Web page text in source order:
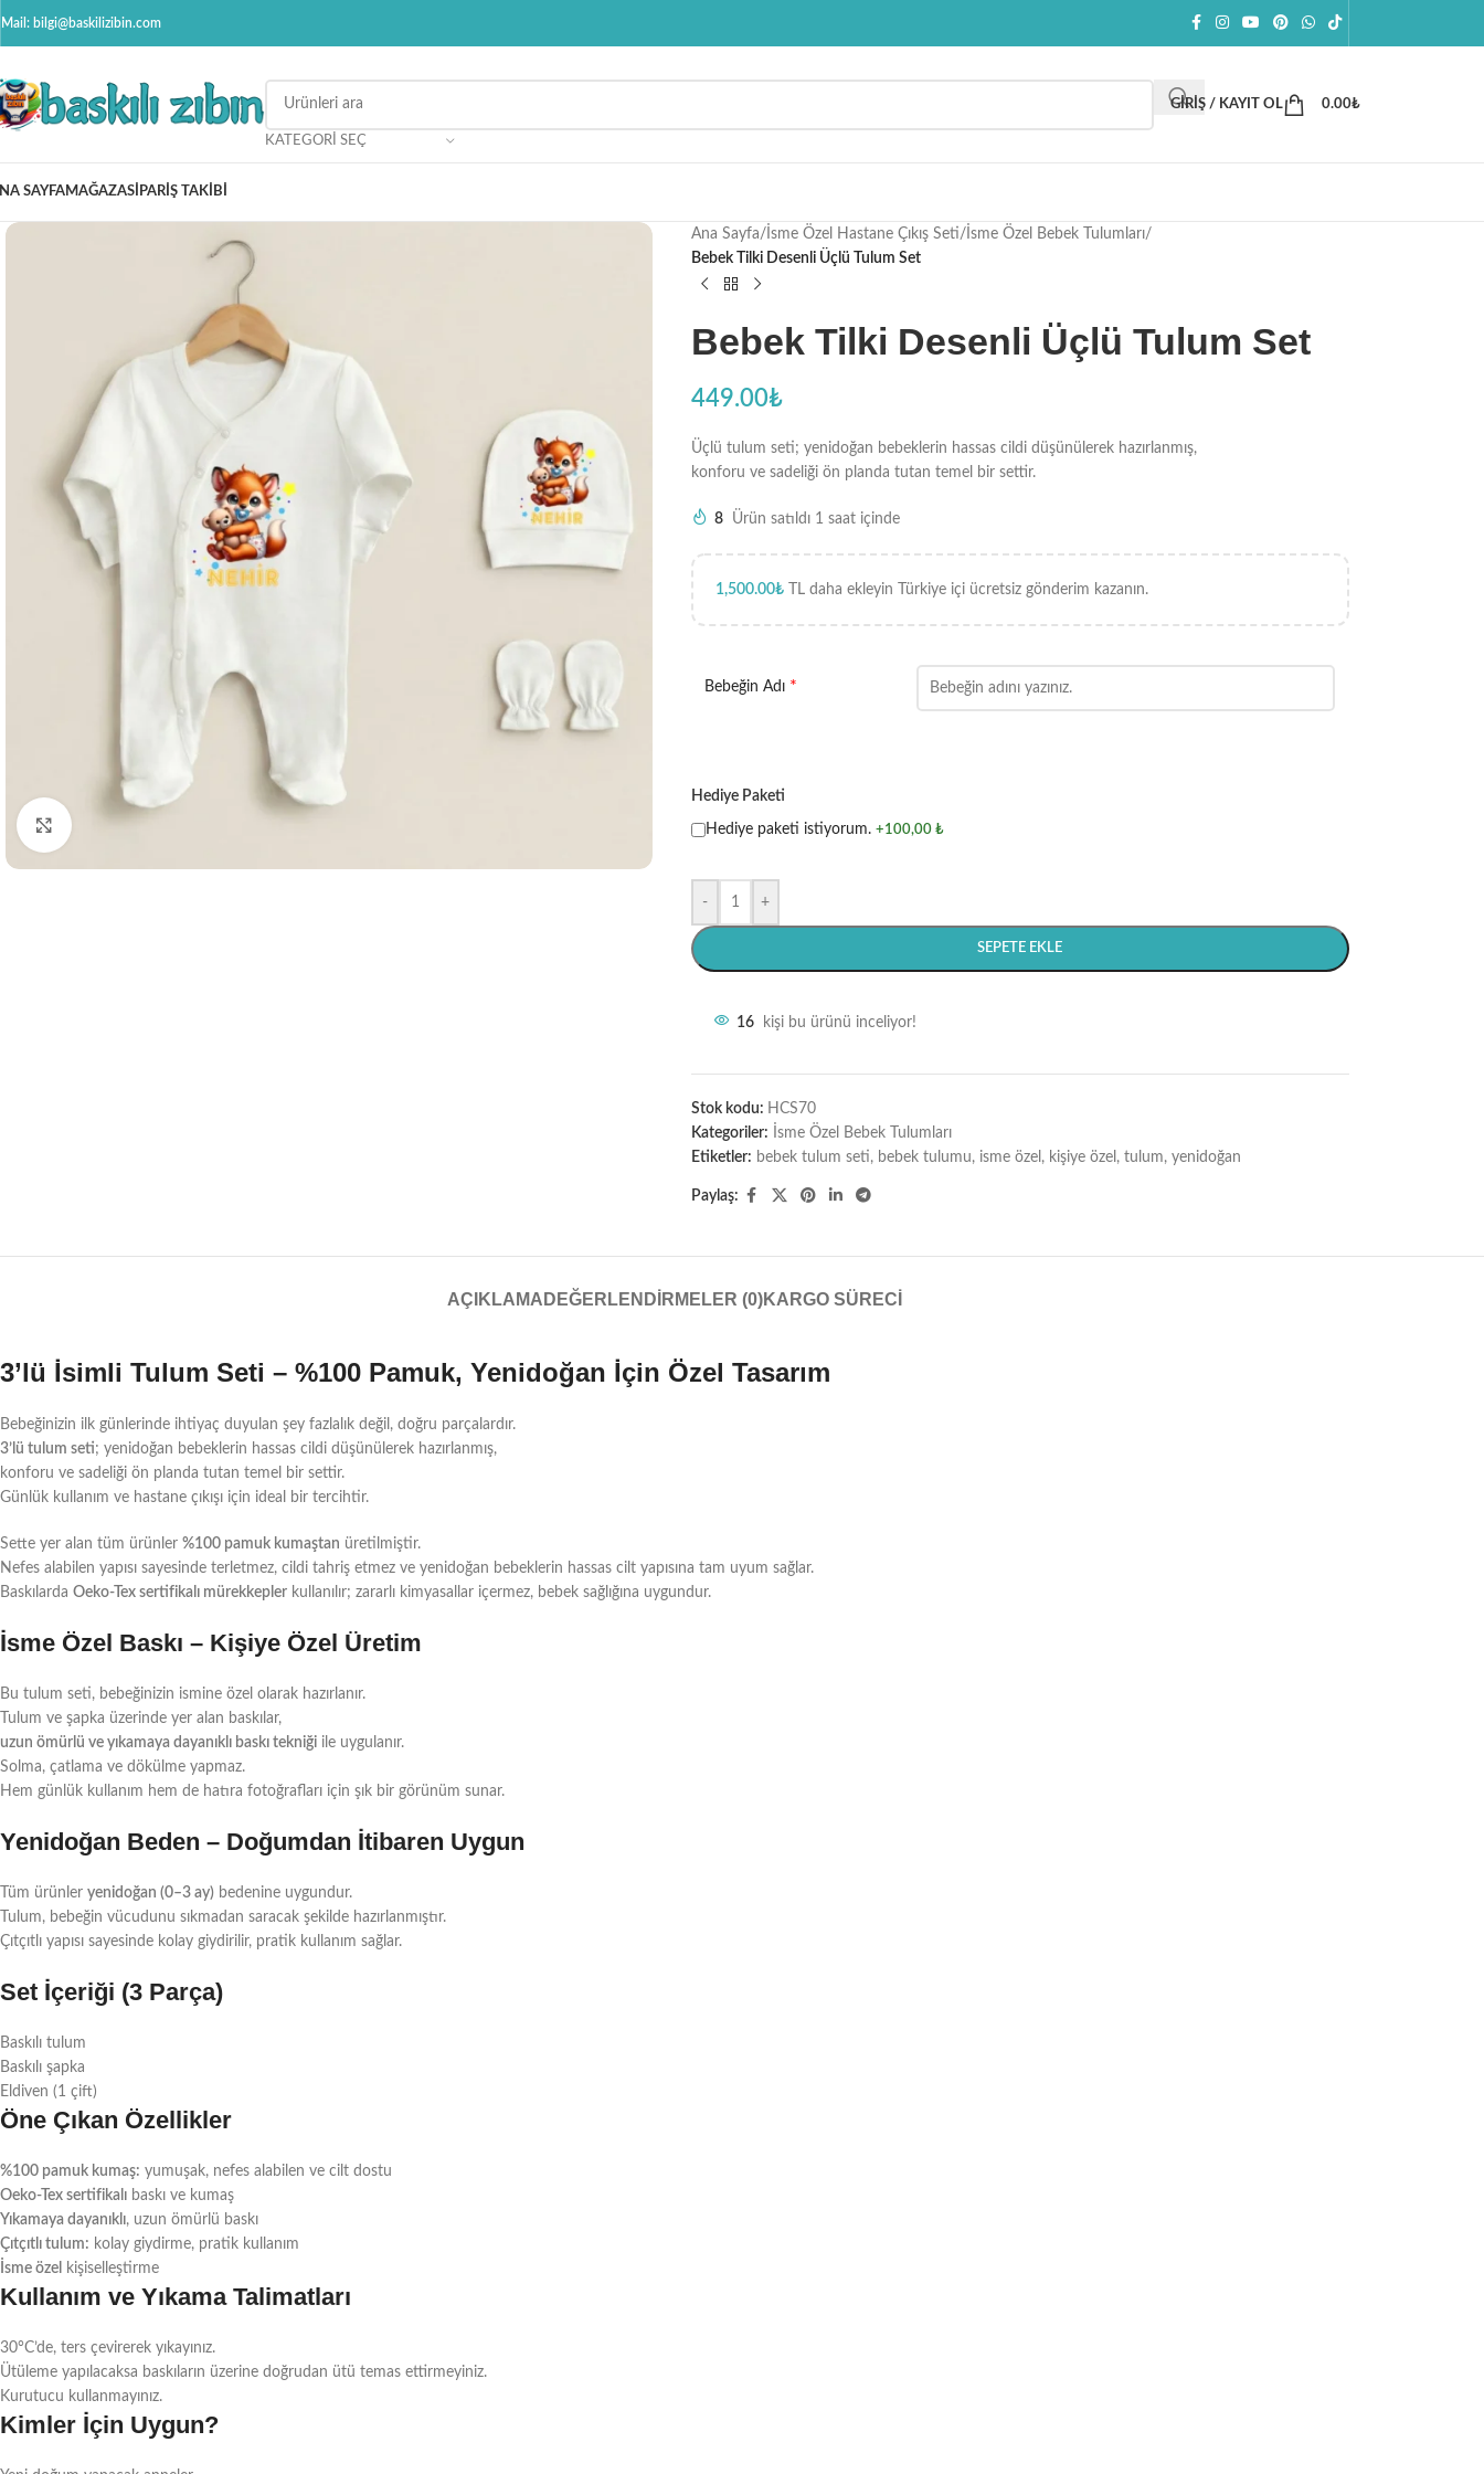
Mail: bilgi@baskilizibin.com
KATEGORI SEÇ
GIRIŞ / KAYIT OL 0.00₺
SAYFAMAĞAZASIPARIŞ TAKIBI
Ana Sayfa/ İsme Özel Hastane Çıkış Seti/ İsme Özel Bebek Tulumları/
Bebek Tilki Desenli Üçlü Tulum Set
Bebek Tilki Desenli Üçlü Tulum Set
449.00₺
Üçlü tulum seti; yenidoğan bebeklerin hassas cildi düşünülerek hazırlanmış,
konforu ve sadeliği ön planda tutan temel bir settir.
8 Ürün satıldı 1 saat içinde
1,500.00₺TL daha ekleyin Türkiye içi ücretsiz gönderim kazanın.
Bebeğin Adı *
Hediye Paketi
Hediye paketi istiyorum. +100,00 ₺
- +
SEPETE EKLE
16 kişi bu ürünü inceliyor!
Stok kodu: HCS70
Kategoriler:
İsme Özel Bebek Tulumları
Etiketler: bebek tulum seti, bebek tulumu, isme özel , kişiye özel , tulum, yenidoğan
Paylaş:
AÇIKLAMA DEĞERLENDIRMELER (0)KARGO SÜRECI
3’lü İsimli Tulum Seti – %100 Pamuk, Yenidoğan İçin Özel Tasarım
Bebeğinizin ilk günlerinde ihtiyaç duyulan şey fazlalık değil, doğru parçalardır.
3’lü tulum seti; yenidoğan bebeklerin hassas cildi düşünülerek hazırlanmış,
konforu ve sadeliği ön planda tutan temel bir settir.
Günlük kullanım ve hastane çıkışı için ideal bir tercihtir.
Sette yer alan tüm ürünler %100 pamuk kumaştan üretilmiştir.
Nefes alabilen yapısı sayesinde terletmez, cildi tahriş etmez ve yenidoğan bebeklerin hassas cilt yapısına tam uyum sağlar.
Baskılarda Oeko-Tex sertifikalı mürekkepler kullanılır; zararlı kimyasallar içermez, bebek sağlığına uygundur.
İsme Özel Baskı – Kişiye Özel Üretim
Bu tulum seti, bebeğinizin ismine özel olarak hazırlanır.
Tulum ve şapka üzerinde yer alan baskılar,
uzun ömürlü ve yıkamaya dayanıklı baskı tekniği ile uygulanır.
Solma, çatlama ve dökülme yapmaz.
Hem günlük kullanım hem de hatıra fotoğrafları için şık bir görünüm sunar.
Yenidoğan Beden – Doğumdan İtibaren Uygun
Tüm ürünler yenidoğan (0–3 ay) bedenine uygundur.
Tulum, bebeğin vücudunu sıkmadan saracak şekilde hazırlanmıştır.
Çıtçıtlı yapısı sayesinde kolay giydirilir, pratik kullanım sağlar.
Set İçeriği (3 Parça)
Baskılı tulum
Baskılı şapka
Eldiven (1 çift)
Öne Çıkan Özellikler
%100 pamuk kumaş: yumuşak, nefes alabilen ve cilt dostu
Oeko-Tex sertifikalı baskı ve kumaş
Yıkamaya dayanıklı, uzun ömürlü baskı
Çıtçıtlı tulum: kolay giydirme, pratik kullanım
İsme özel
kişiselleştirme
Kullanım ve Yıkama Talimatları
30°C’de, ters çevirerek yıkayınız.
Ütüleme yapılacaksa baskıların üzerine doğrudan ütü temas ettirmeyiniz.
Kurutucu kullanmayınız.
Kimler İçin Uygun?